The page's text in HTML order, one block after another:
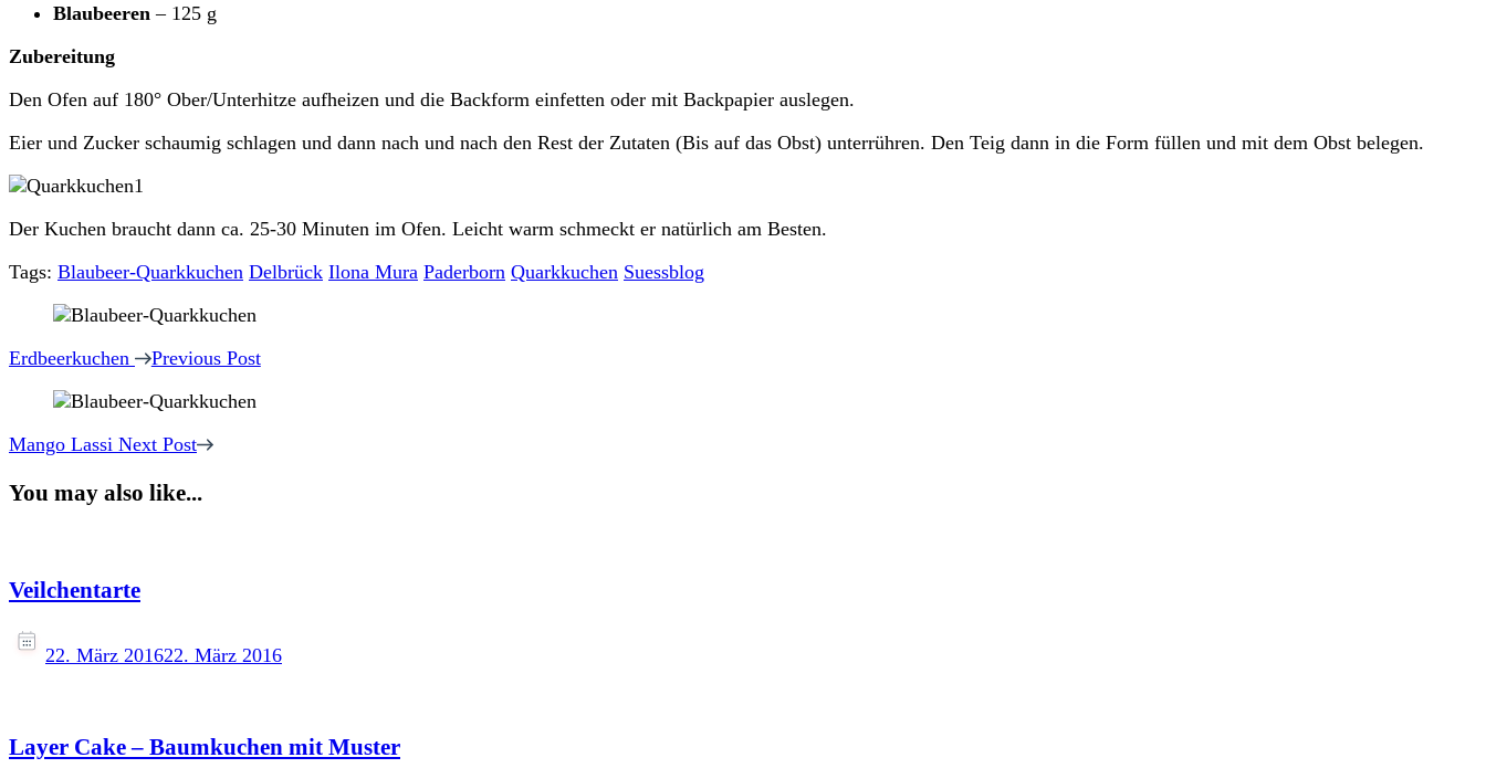
Blaubeeren – 125 g
Zubereitung
Den Ofen auf 180° Ober/Unterhitze aufheizen und die Backform einfetten oder mit Backpapier auslegen.
Eier und Zucker schaumig schlagen und dann nach und nach den Rest der Zutaten (Bis auf das Obst) unterrühren. Den Teig dann in die Form füllen und mit dem Obst belegen.
Der Kuchen braucht dann ca. 25-30 Minuten im Ofen. Leicht warm schmeckt er natürlich am Besten.
Tags: Blaubeer-Quarkkuchen Delbrück Ilona Mura Paderborn Quarkkuchen Suessblog
Post
Navigation
Erdbeerkuchen Previous Post
Mango Lassi Next Post
You may also like...
Veilchentarte
22. März 201622. März 2016
Layer Cake – Baumkuchen mit Muster